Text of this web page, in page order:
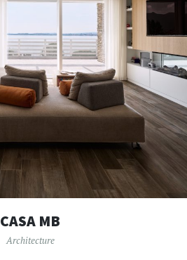
CASA MB
Architecture